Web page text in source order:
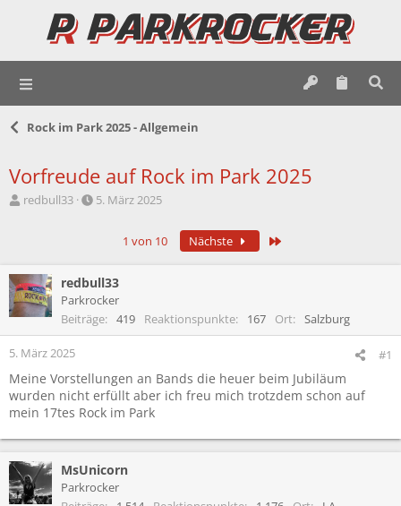
Rock im Park 2025 - Allgemein
Vorfreude auf Rock im Park 2025
E
l
l
e
redbull33
E
l
l
a
5. März 2025
1 von 10 Nächste
redbull33
Parkrocker
Beiträge
419 Reaktionspunkte 167 Ort Salzburg
5. März 2025 #1
Meine Vorstellungen an Bands die heuer beim Jubiläum
wurden nicht erfüllt aber ich freu mich trotzdem schon auf
mein 17tes Rock im Park
MsUnicorn
Parkrocker